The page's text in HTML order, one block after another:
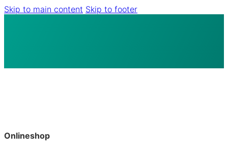
Skip to main content Skip to footer
Onlineshop